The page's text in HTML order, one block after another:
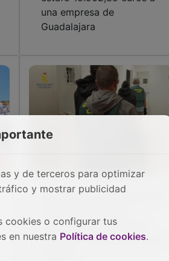
una empresa de
Guadalajara
Detenida en Torrevieja una
Justicia acusada de 49
estafas a víctimas de toda
y de terceros para optimizar
y mostrar publicidad
cookies o configurar tus
en nuestra Política de cookies.